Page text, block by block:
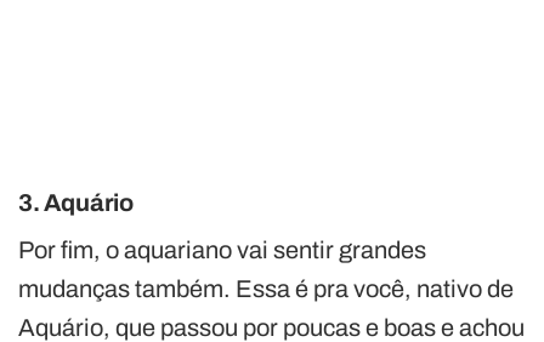
3. Aquário
Por fim, o aquariano vai sentir grandes
mudanças também. Essa é pra você, nativo de
Aquário, que passou por poucas e boas e achou